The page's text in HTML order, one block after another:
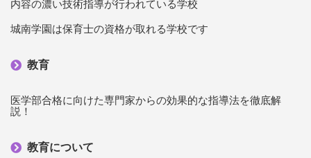
内容の濃い技術指導が行われている学校
城南学園は保育士の資格が取れる学校です
教育
医学部合格に向けた専門家からの効果的な指導法を徹底解
説！
教育について